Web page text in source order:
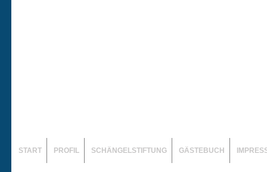
START PROFIL SCHÄNGELSTIFTUNG GÄSTEBUCH